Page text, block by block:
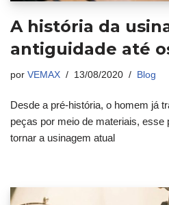
A história da
antiguidade até
por VEMAX 13/08/2020 Blog
Desde a pré-história, o homem já
peças por meio de materiais,
tornar a usinagem atual